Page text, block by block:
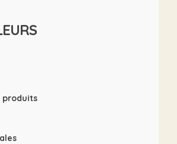
produits